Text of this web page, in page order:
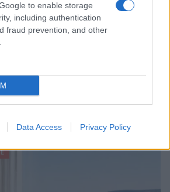
to enable storage
including authentication
fraud prevention, and other
Data Access Privacy Policy